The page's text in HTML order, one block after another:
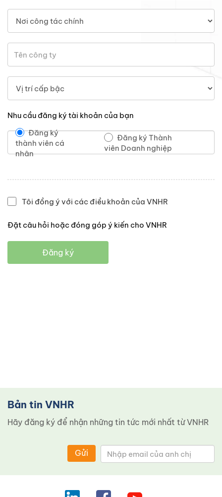
Nhu cầu đăng ký tài khoản của bạn
Đăng ký
thành viên cá
nhân
Đăng ký Thành
viên Doanh nghiệp
Tôi đồng ý với các điều khoản của VNHR
Đặt câu hỏi hoặc đóng góp ý kiến cho VNHR
Đăng ký
Bản tin VNHR
Hãy đăng ký để nhận những tin tức mới nhất từ ​​VNHR
Gửi